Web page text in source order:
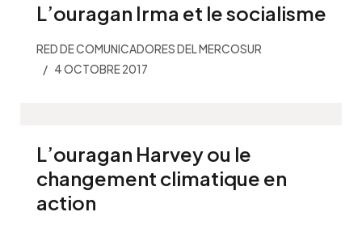
L’ouragan Irma et le socialisme
RED DE COMUNICADORES DEL MERCOSUR
4 OCTOBRE 2017
L’ouragan Harvey ou le
changement climatique en
action